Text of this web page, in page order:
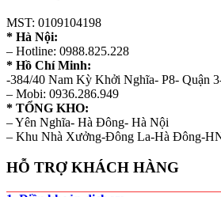
MST: 0109104198
* Hà Nội:
– Hotline: 0988.825.228
* Hồ Chí Minh:
-384/40 Nam Kỳ Khởi Nghĩa- P8- Quận
– Mobi: 0936.286.949
* TỔNG KHO:
– Yên Nghĩa- Hà Đông- Hà Nội
– Khu Nhà Xưởng-Đông La-Hà Đông-
HỖ TRỢ KHÁCH HÀNG